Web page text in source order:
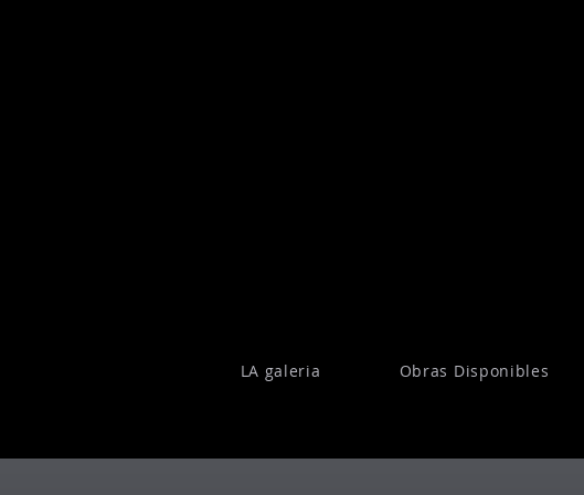
LA galeria Obras Disponibles